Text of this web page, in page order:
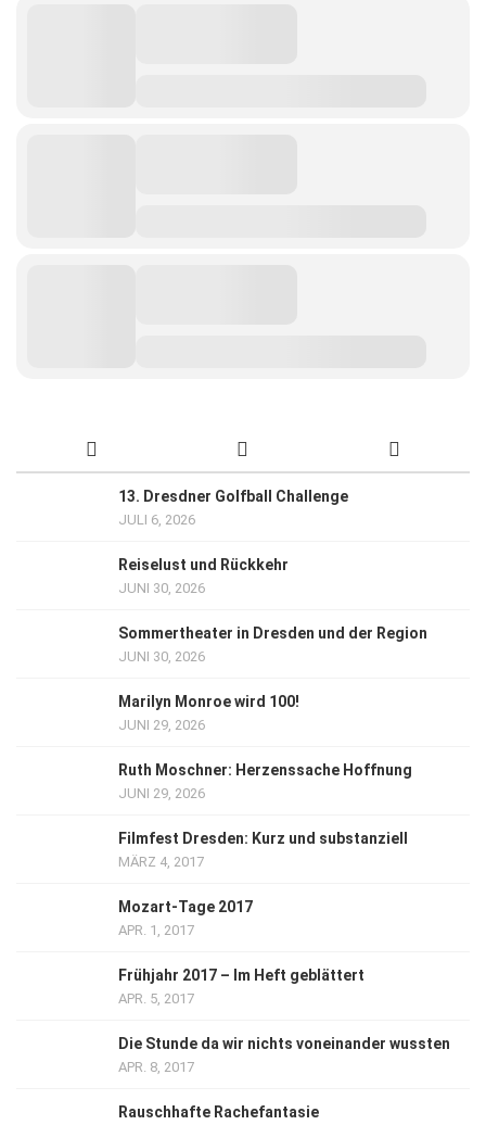
13. Dresdner Golfball Challenge
JULI 6, 2026
Reiselust und Rückkehr
JUNI 30, 2026
Sommertheater in Dresden und der Region
JUNI 30, 2026
Marilyn Monroe wird 100!
JUNI 29, 2026
Ruth Moschner: Herzenssache Hoffnung
JUNI 29, 2026
Filmfest Dresden: Kurz und substanziell
MÄRZ 4, 2017
Mozart-Tage 2017
APR. 1, 2017
Frühjahr 2017 – Im Heft geblättert
APR. 5, 2017
Die Stunde da wir nichts voneinander wussten
APR. 8, 2017
Rauschhafte Rachefantasie